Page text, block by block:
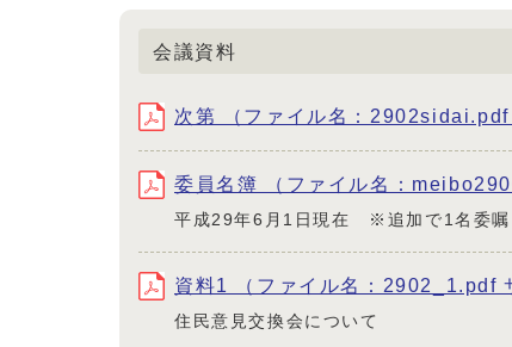
会議資料
次第 （ファイル名：2902sidai.pdf
委員名簿 （ファイル名：
平成29年6月1日現在 ※追加で1名委嘱
資料1 （ファイル名：2902_1.pdf
住民意見交換会について